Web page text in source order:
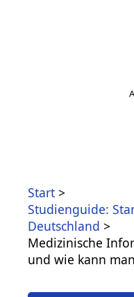
Start
Studienguide:
Deutschland
Medizinische
und wie kann